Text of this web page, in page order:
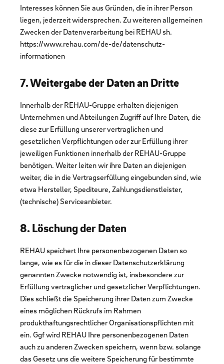
Interesses können Sie aus Gründen, die in ihrer Person
liegen, jederzeit widersprechen. Zu weiteren allgemeinen
Zwecken der Datenverarbeitung bei REHAU sh.
https://www.rehau.com/de-de/datenschutz-
informationen
7. Weitergabe der Daten an Dritte
Innerhalb der REHAU-Gruppe erhalten diejenigen
Unternehmen und Abteilungen Zugriff auf Ihre Daten, die
diese zur Erfüllung unserer vertraglichen und
gesetzlichen Verpflichtungen oder zur Erfüllung ihrer
jeweiligen Funktionen innerhalb der REHAU-Gruppe
benötigen. Weiter leiten wir ihre Daten an diejenigen
weiter, die in die Vertragserfüllung eingebunden sind, wie
etwa Hersteller, Spediteure, Zahlungsdienstleister,
(technische) Serviceanbieter.
8. Löschung der Daten
REHAU speichert Ihre personenbezogenen Daten so
lange, wie es für die in dieser Datenschutzerklärung
genannten Zwecke notwendig ist, insbesondere zur
Erfüllung vertraglicher und gesetzlicher Verpflichtungen.
Dies schließt die Speicherung ihrer Daten zum Zwecke
eines möglichen Rückrufs im Rahmen
produkthaftungsrechtlicher Organisationspflichten mit
ein. Ggf wird REHAU Ihre personenbezogenen Daten
auch zu anderen Zwecken speichern, wenn bzw. solange
das Gesetz uns die weitere Speicherung für bestimmte